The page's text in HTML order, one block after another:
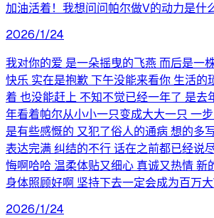
加油活着！我想问问帕尔做V的动力是什
2026/1/24
我对你的爱 是一朵摇曳的飞燕 而后是一
快乐 实在是抱歉 下午没能来看你 生活的
着 也没能赶上 不知不觉已经一年了 是去
年看着帕尔从小小一只变成大大一只 一
是有些感慨的 又犯了俗人的通病 想的多
表达完满 纠结的不行 话在之前都已经说
悔啊哈哈 温柔体贴又细心 真诚又热情 新
身体照顾好啊 坚持下去一定会成为百万大
2026/1/24